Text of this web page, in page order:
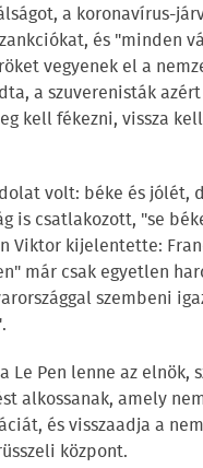
a koronavírus-
és "minden
vegyenek el a
a szuverenisták
kell fékezni, vissza
volt: béke és jólét,
is csatlakozott, "se
Viktor kijelentette:
már csak egyetlen
szembeni
Le Pen lenne az elnök,
alkossanak, amely
és visszaadja a
központ.